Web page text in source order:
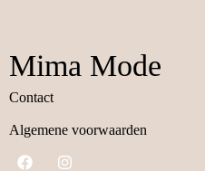
Mima Mode
Contact
Algemene voorwaarden